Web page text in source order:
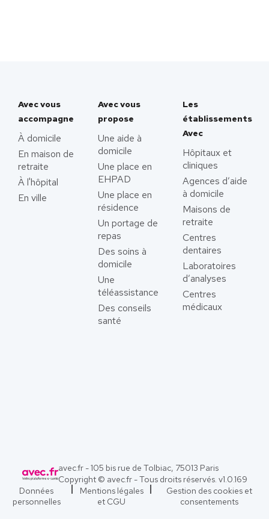
Avec vous
accompagne
À domicile
En maison de
retraite
À l'hôpital
En ville
Avec vous
propose
Une aide à
domicile
Une place en
EHPAD
Une place en
résidence
Un portage de
repas
Des soins à
domicile
Une
téléassistance
Des conseils
santé
Les
établissements
Avec
Hôpitaux et
cliniques
Agences d’aide
à domicile
Maisons de
retraite
Centres
dentaires
Laboratoires
d’analyses
Centres
médicaux
avec.fr - 105 bis rue de Tolbiac, 75013 Paris
Copyright © avec.fr - Tous droits réservés. v1.0.169
Données
personnelles
Mentions légales
et CGU
Gestion des cookies et
consentements